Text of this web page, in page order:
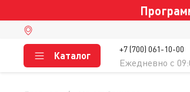
+7 (700) 061-10-00
Ежедневно c
Каталог